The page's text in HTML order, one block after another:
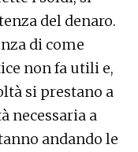
del denaro.
di come
non fa utili e,
si prestano a
necessaria a
andando le